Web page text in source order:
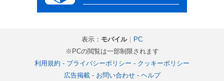
表示： モバイル｜ PC
※PCの閲覧は一部制限されます
利用規約 - プライバシーポリシー - クッキーポリシー
広告掲載- お問い合わせ- ヘルプ